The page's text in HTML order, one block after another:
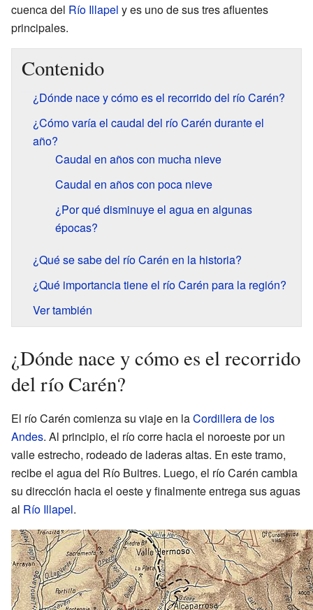
cuenca del Río Illapel y es uno de sus tres afluentes
principales.
Contenido
¿Dónde nace y cómo es el recorrido del río Carén?
¿Cómo varía el caudal del río Carén durante el
año?
Caudal en años con mucha nieve
Caudal en años con poca nieve
¿Por qué disminuye el agua en algunas
épocas?
¿Qué se sabe del río Carén en la historia?
¿Qué importancia tiene el río Carén para la región?
Ver también
¿Dónde nace y cómo es el recorrido
del río Carén?
El río Carén comienza su viaje en laCordillera de los
Andes. Al principio, el río corre hacia el noroeste por un
valle estrecho, rodeado de laderas altas. En este tramo,
recibe el agua del Río Buitres. Luego, el río Carén cambia
su dirección hacia el oeste y finalmente entrega sus aguas
al Río Illapel.